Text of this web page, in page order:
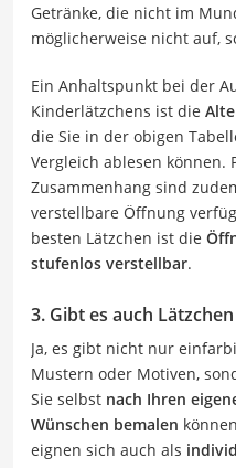
Getränke, die nicht im
möglicherweise nicht auf,
Ein Anhaltspunkt bei der
Kinderlätzchens ist die
die Sie in der obigen
Vergleich ablesen können.
Zusammenhang sind
verstellbare Öffnung
besten Lätzchen ist die
stufenlos verstellbar.
3. Gibt es auch
Ja, es gibt nicht nur
Mustern oder Motiven,
Sie selbst nach Ihren
Wünschen bemalen
eignen sich auch als